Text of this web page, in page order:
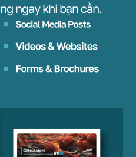
ngay khi bạn cần.